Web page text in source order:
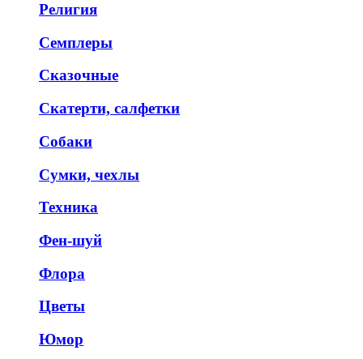
Религия
Семплеры
Сказочные
Скатерти, салфетки
Собаки
Сумки, чехлы
Техника
Фен-шуй
Флора
Цветы
Юмор